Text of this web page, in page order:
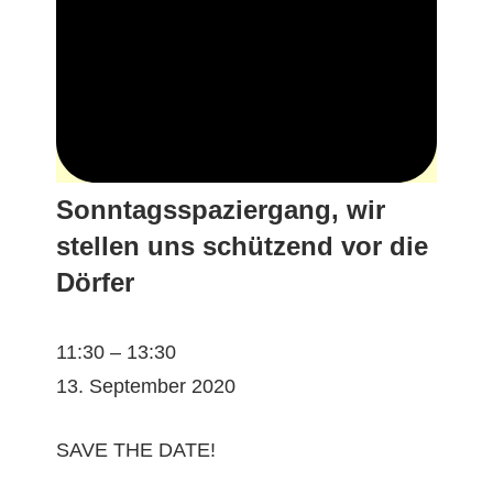
Sonntagsspaziergang, wir
stellen uns schützend vor die
Dörfer
Son­
ntagss­
gang,
11:30 – 13:30
13. Sep­tem­ber 2020
SAVE THE DATE!